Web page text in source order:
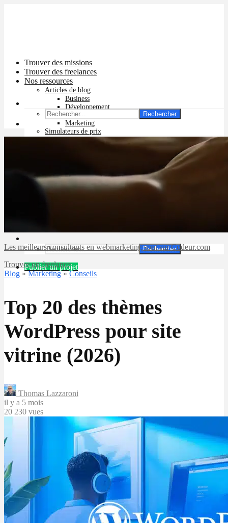
Trouver des missions
Trouver des freelances
Nos ressources
Articles de blog
Business
Développement
Graphisme
Marketing
Simulateurs de prix
Prix app mobile
Prix pub Instagram
Prix logiciel
Prix chatbot
Rechercher
Publier un projet
Rechercher
Les meilleurs consultants en webmarketing sont sur Codeur.com
Trouver un freelance
Blog »Marketing»Conseils
Top 20 des thèmes
WordPress pour site
vitrine (2026)
Thomas Lazzaroni
il y a 5 mois
20 230 vues